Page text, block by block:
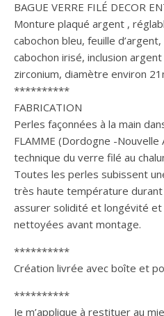
BAGUE VERRE FILÉ DECOR
Monture plaqué argent ,
cabochon bleu, feuille
cabochon irisé, inclusion
zirconium, diamètre environ
**********
FABRICATION
Perles façonnées à la main
FLAMME (Dordogne -Nouvelle
technique du verre filé au
Toutes les perles subissent
très haute température durant
assurer solidité et longévité
nettoyées avant montage.
**********
Création livrée avec boîte et
**********
Je m’applique à restituer au